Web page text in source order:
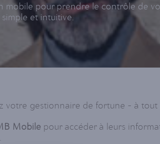
pour prendre le contrôle de
simple et intuitive.
gestionnaire de fortune - à tout
Mobile pour accéder à leurs